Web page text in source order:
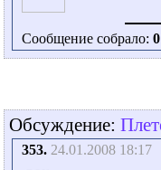
Сообщение собрало: 0
Обсуждение:
353. 24.01.2008 18:17